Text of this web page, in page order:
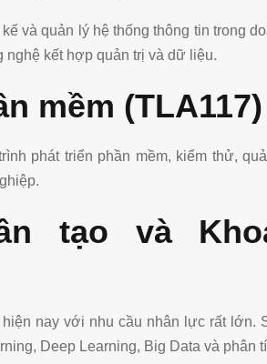
và quản lý hệ thống thông tin trong
kết hợp quản trị và dữ liệu.
mềm (TLA117)
phát triển phần mềm, kiểm thử,
tạo và
hiện nay với nhu cầu nhân lực rất
Deep Learning, Big Data và phân